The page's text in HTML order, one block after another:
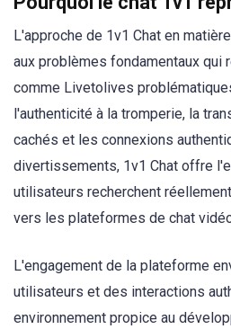
L'approche de 1v1 Chat en
aux problèmes fondamentaux qui
comme Livetolives
l'authenticité à la tromperie, la
cachés et les connexions
divertissements, 1v1 Chat offre
utilisateurs recherchent
vers les plateformes de chat
L'engagement de la plateforme
utilisateurs et des interactions
environnement propice au